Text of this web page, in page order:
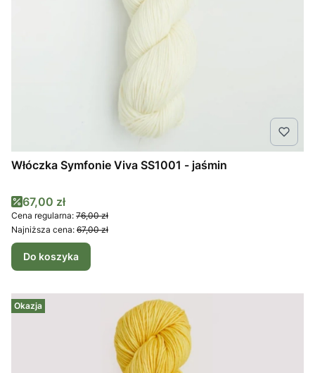
Włóczka Symfonie Viva SS1001 - jaśmin
Cena promocyjna
67,00 zł
Cena regularna: 76,00 zł
Najniższa cena: 67,00 zł
Do koszyka
Okazja